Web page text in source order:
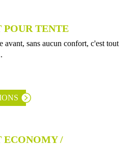
TENTE
avant, sans aucun confort, c'est tout
ECONOMY /